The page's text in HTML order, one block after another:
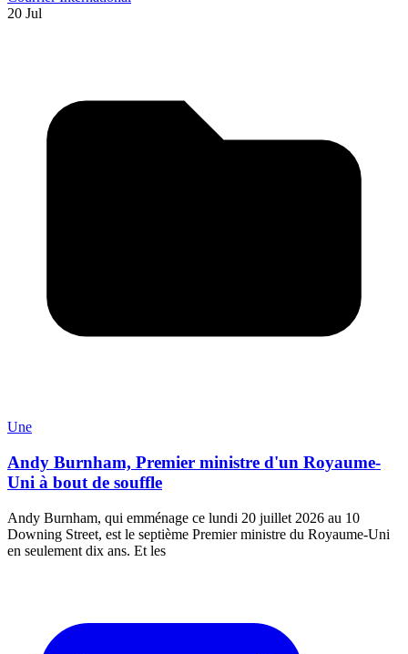
20 Jul
Une
Andy Burnham, Premier ministre d'un Royaume-
Uni à bout de souffle
Andy Burnham, qui emménage ce lundi 20 juillet 2026 au 10
Downing Street, est le septième Premier ministre du Royaume-Uni
en seulement dix ans. Et les